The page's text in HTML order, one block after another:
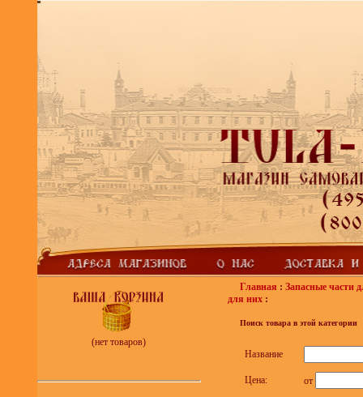
(нет товаров)
Главная : Запасные части
для них :
Поиск товара в этой категории
Название
Цена: от